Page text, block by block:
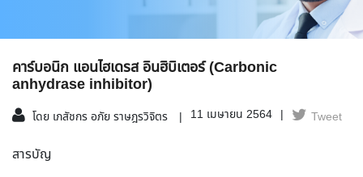
(Carbonic Anhydrase Inhibitor)
คาร์บอนิก แอนไฮเดรส อินฮิบิเตอร์ (Carbonic
anhydrase inhibitor)
โดย เภสัชกร อภัย ราษฎรวิจิตร 11 เมษายน 2564 Tweet
สารบัญ